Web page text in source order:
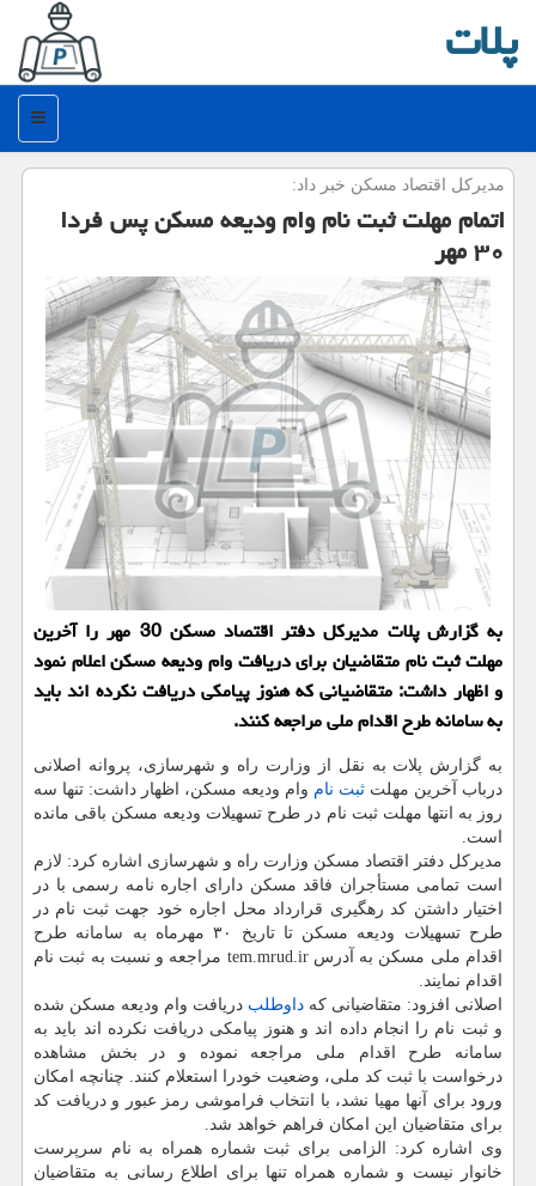
پلات
منو
مدیركل اقتصاد مسكن خبر داد:
اتمام مهلت ثبت نام وام ودیعه مسكن پس فردا
۳۰ مهر
به گزارش پلات مدیركل دفتر اقتصاد مسكن 30 مهر را آخرین
مهلت ثبت نام متقاضیان برای دریافت وام ودیعه مسكن اعلام نمود
و اظهار داشت: متقاضیانی كه هنوز پیامكی دریافت نكرده اند باید
به سامانه طرح اقدام ملی مراجعه كنند.
به گزارش پلات به نقل از وزارت راه و شهرسازی، پروانه اصلانی
درباب آخرین مهلت ثبت نام وام ودیعه مسکن، اظهار داشت: تنها سه
روز به انتها مهلت ثبت نام در طرح تسهیلات ودیعه مسکن باقی مانده
است.
مدیرکل دفتر اقتصاد مسکن وزارت راه و شهرسازی اشاره کرد: لازم
است تمامی مستأجران فاقد مسکن دارای اجاره نامه رسمی با در
اختیار داشتن کد رهگیری قرارداد محل اجاره خود جهت ثبت نام در
طرح تسهیلات ودیعه مسکن تا تاریخ ۳۰ مهرماه به سامانه طرح
اقدام ملی مسکن به آدرس tem.mrud.ir مراجعه و نسبت به ثبت نام
اقدام نمایند.
اصلانی افزود: متقاضیانی که داوطلب دریافت وام ودیعه مسکن شده
و ثبت نام را انجام داده اند و هنوز پیامکی دریافت نکرده اند باید به
سامانه طرح اقدام ملی مراجعه نموده و در بخش مشاهده
درخواست با ثبت کد ملی، وضعیت خودرا استعلام کنند. چنانچه امکان
ورود برای آنها مهیا نشد، با انتخاب فراموشی رمز عبور و دریافت کد
برای متقاضیان این امکان فراهم خواهد شد.
وی اشاره کرد: الزامی برای ثبت شماره همراه به نام سرپرست
خانوار نیست و شماره همراه تنها برای اطلاع رسانی به متقاضیان